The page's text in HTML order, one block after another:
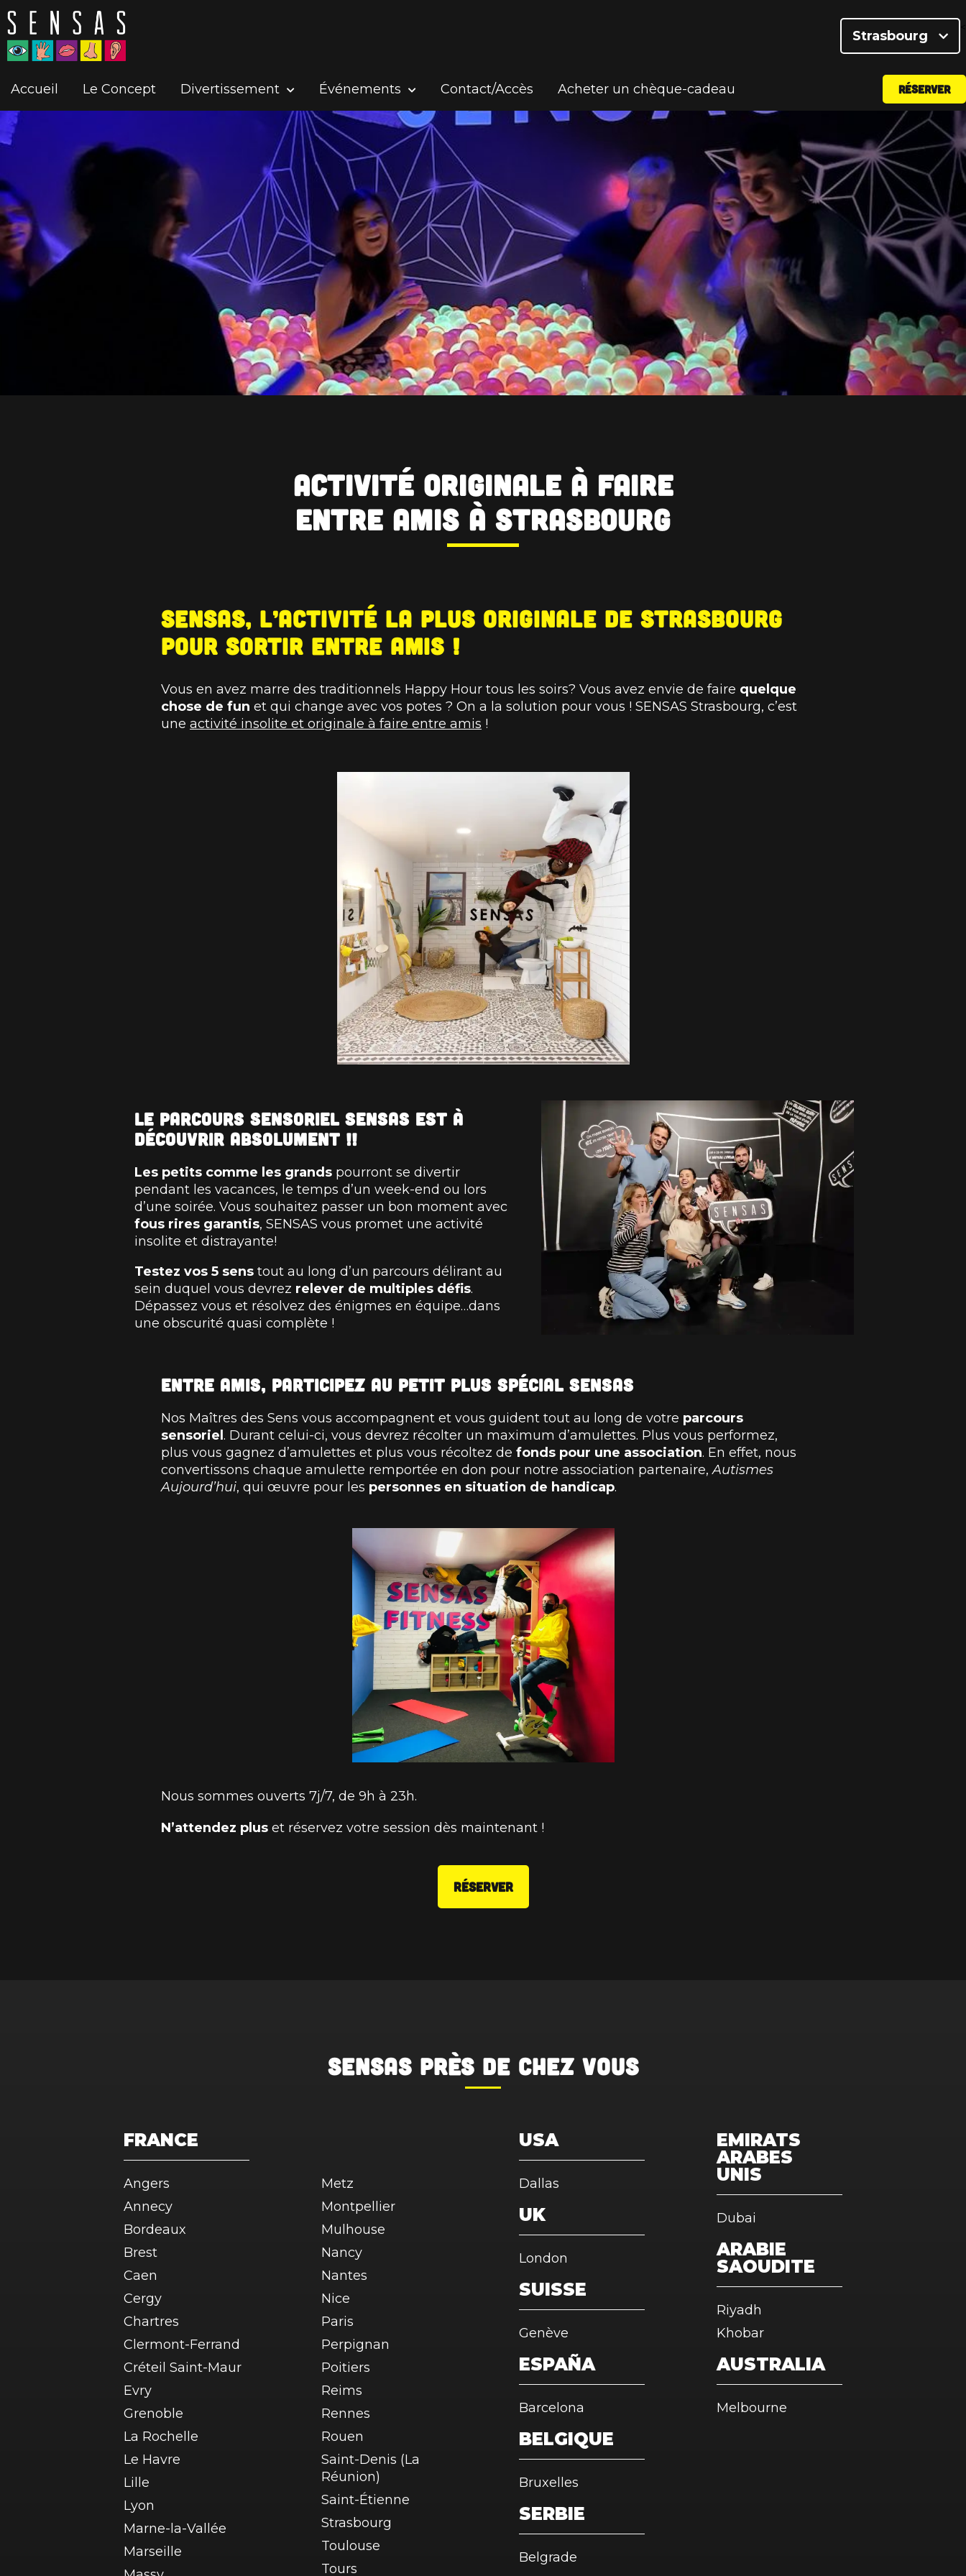
Strasbourg
Accueil Le Concept Divertissement Événements Contact/Accès Acheter un chèque-cadeau RÉSERVER
Activité Originale à faire
entre Amis à Strasbourg
SENSAS, l’activité la plus originale de Strasbourg
pour sortir entre amis !
Vous en avez marre des traditionnels Happy Hour tous les soirs? Vous avez envie de faire quelque
chose de fun et qui change avec vos potes ? On a la solution pour vous ! SENSAS Strasbourg, c’est
une activité insolite et originale à faire entre amis !
Le parcours sensoriel SENSAS est à
découvrir absolument !!
Les petits comme les grands pourront se divertir
pendant les vacances, le temps d’un week-end ou lors
d’une soirée. Vous souhaitez passer un bon moment avec
fous rires garantis, SENSAS vous promet une activité
insolite et distrayante!
Testez vos 5 sens tout au long d’un parcours délirant au
sein duquel vous devrez relever de multiples défis.
Dépassez vous et résolvez des énigmes en équipe…dans
une obscurité quasi complète !
Entre amis, participez au petit plus spécial SENSAS
Nos Maîtres des Sens vous accompagnent et vous guident tout au long de votre parcours
sensoriel . Durant celui-ci, vous devrez récolter un maximum d’amulettes. Plus vous performez,
plus vous gagnez d’amulettes et plus vous récoltez de fonds pour une association. En effet, nous
convertissons chaque amulette remportée en don pour notre association partenaire,Autismes
Aujourd’hui, qui œuvre pour les personnes en situation de handicap.
Nous sommes ouverts 7j/7, de 9h à 23h.
N’attendez plus et réservez votre session dès maintenant !
RÉSERVER
SENSASprès de chez vous
FRANCE
Angers
Annecy
Bordeaux
Brest
Caen
Cergy
Chartres
Clermont-Ferrand
Créteil Saint-Maur
Evry
Grenoble
La Rochelle
Le Havre
Lille
Lyon
Marne-la-Vallée
Marseille
Metz
Montpellier
Mulhouse
Nancy
Nantes
Nice
Paris
Perpignan
Poitiers
Reims
Rennes
Rouen
Saint-Denis (La
Réunion)
Saint-Étienne
Strasbourg
Toulouse
Tours
USA
Dallas
UK
London
SUISSE
Genève
ESPAÑA
Barcelona
BELGIQUE
Bruxelles
SERBIE
Belgrade
EMIRATS
ARABES
UNIS
Dubai
ARABIE
SAOUDITE
Riyadh
Khobar
AUSTRALIA
Melbourne